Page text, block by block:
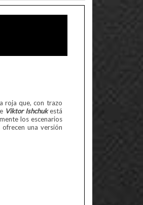
roja que, con trazo
Viktor Ishchukestá
los escenarios
ofrecen una versión